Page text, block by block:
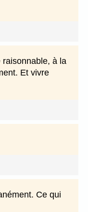
raisonnable, à la
Et vivre
Ce qui